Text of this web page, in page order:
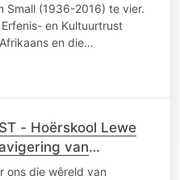
Small (1936-2016) te vier.
en Kultuurtrust
en die…
- Hoërskool Lewe
van
en
ons die wêreld van